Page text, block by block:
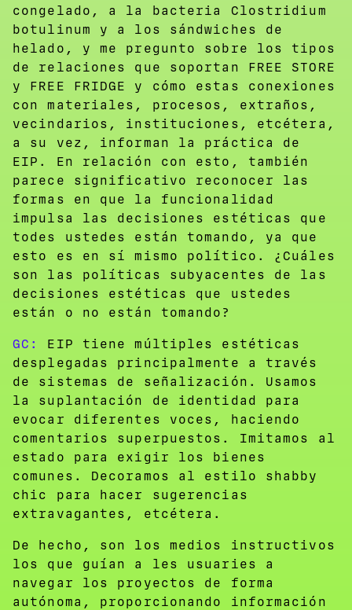
congelado, a la bacteria Clostridium
botulinum y a los sándwiches de
helado, y me pregunto sobre los tipos
de relaciones que soportan FREE STORE
y FREE FRIDGE y cómo estas conexiones
con materiales, procesos, extraños,
vecindarios, instituciones, etcétera,
a su vez, informan la práctica de
EIP. En relación con esto, también
parece significativo reconocer las
formas en que la funcionalidad
impulsa las decisiones estéticas que
todes ustedes están tomando, ya que
esto es en sí mismo político. ¿Cuáles
son las políticas subyacentes de las
decisiones estéticas que ustedes
están o no están tomando?
GC:
EIP tiene múltiples estéticas
desplegadas principalmente a través
de sistemas de señalización. Usamos
la suplantación de identidad para
evocar diferentes voces, haciendo
comentarios superpuestos. Imitamos al
estado para exigir los bienes
comunes. Decoramos al estilo shabby
chic para hacer sugerencias
extravagantes, etcétera.
De hecho, son los medios instructivos
los que guían a les usuaries a
navegar los proyectos de forma
autónoma, proporcionando información